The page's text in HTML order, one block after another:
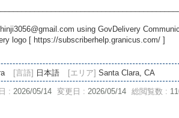
using GovDelivery
logo [ https://subscriberhelp.granicus.com/ ]
[言語] 日本語 [エリア] Santa Clara, CA
: 2026/05/14 変更日 : 2026/05/14 総閲覧数 :